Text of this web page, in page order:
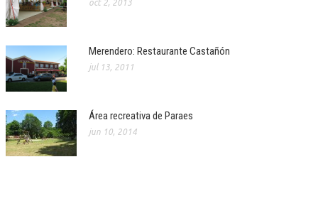
oct 2, 2013
Merendero: Restaurante Castañón
jul 13, 2011
Área recreativa de Paraes
jun 10, 2014